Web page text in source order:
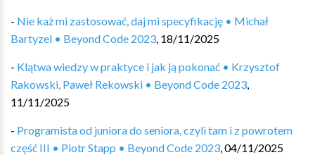
- Nie każ mi zastosować, daj mi specyfikację • Michał
Bartyzel • Beyond Code 2023, 18/11/2025
- Klątwa wiedzy w praktyce i jak ją pokonać • Krzysztof
Rakowski, Paweł Rekowski • Beyond Code 2023,
11/11/2025
- Programista od juniora do seniora, czyli tam i z powrotem
część III • Piotr Stapp • Beyond Code 2023,04/11/2025